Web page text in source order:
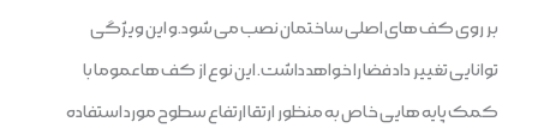
بر روی کف های اصلی ساختمان نصب می شود.و این ویژگی
توانایی تغییر داد فضا را خواهد داشت. این نوع از کف ها عموما با
کمک پایه هایی خاص به منظور ارتقا ارتفاع سطوح مورد استفاده